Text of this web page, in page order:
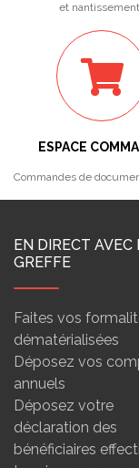
et
ESPACE
Commandes de
EN DIRECT AVEC
GREFFE
Faites vos
dématérialisées
Déposez vos
annuels
Déposez votre
déclaration des
bénéficiaires